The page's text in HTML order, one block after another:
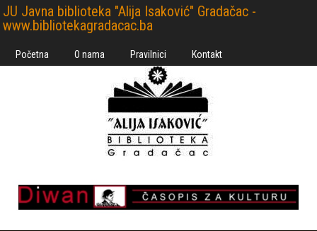
JU Javna biblioteka "Alija Isaković" Gradačac -
www.bibliotekagradacac.ba
Početna O nama Pravilnici Kontakt